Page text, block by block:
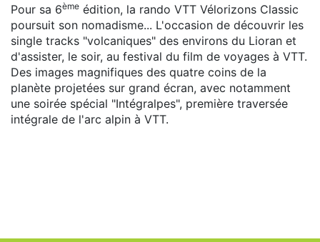
Pour sa 6ème édition, la rando VTT Vélorizons Classic
poursuit son nomadisme... L'occasion de découvrir les
single tracks "volcaniques" des environs du Lioran et
d'assister, le soir, au festival du film de voyages à VTT.
Des images magnifiques des quatre coins de la
planète projetées sur grand écran, avec notamment
une soirée spécial "Intégralpes", première traversée
intégrale de l'arc alpin à VTT.